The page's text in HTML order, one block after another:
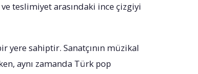
teslimiyet arasındaki ince çizgiyi
yere sahiptir. Sanatçının müzikal
aynı zamanda Türk pop